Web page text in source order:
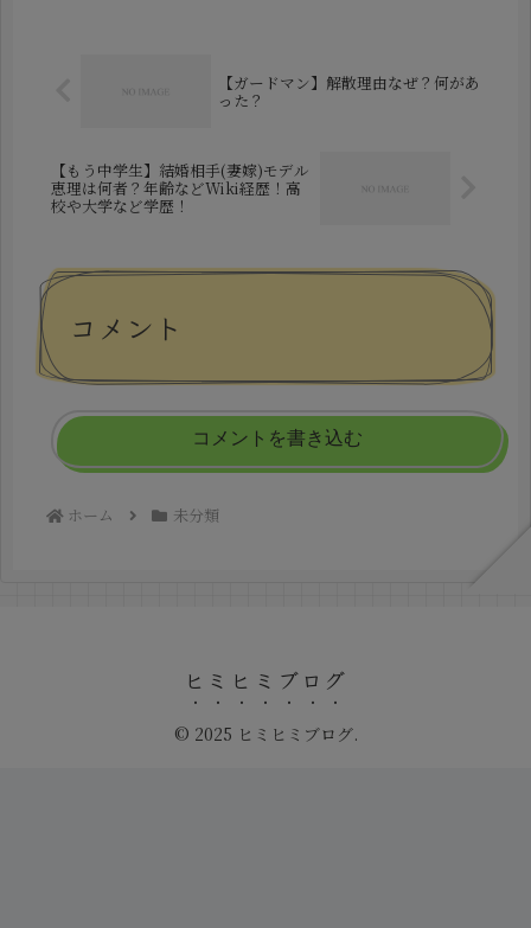
【ガードマン】解散理由なぜ？何があ
った？
【もう中学生】結婚相手(妻嫁)モデル
恵理は何者？年齢などWiki経歴！高
校や大学など学歴！
コメント
コメントを書き込む
ホーム 未分類
ヒミヒミブログ
© 2025 ヒミヒミブログ.